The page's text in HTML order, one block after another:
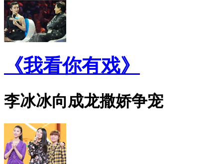
《我看你有戏》
李冰冰向成龙撒娇争宠